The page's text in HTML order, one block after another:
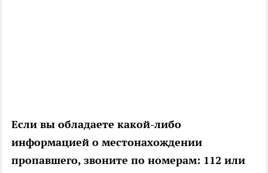
Если вы обладаете какой-либо
информацией о местонахождении
пропавшего, звоните по номерам: 112 или